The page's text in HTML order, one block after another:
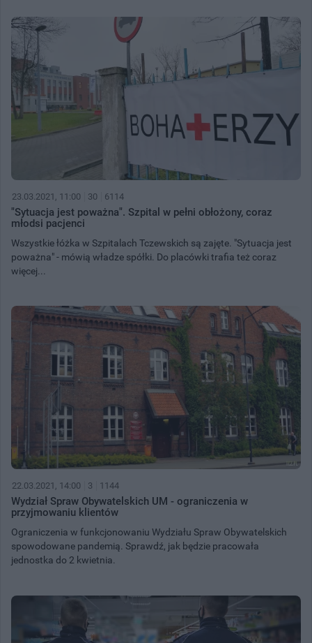
23.03.2021, 11:00 30 6114
"Sytuacja jest poważna". Szpital w pełni obłożony, coraz
młodsi pacjenci
Wszystkie łóżka w Szpitalach Tczewskich są zajęte. "Sytuacja jest
poważna" - mówią władze spółki. Do placówki trafia też coraz
więcej...
22.03.2021, 14:00 3 1144
Wydział Spraw Obywatelskich UM - ograniczenia w
przyjmowaniu klientów
Ograniczenia w funkcjonowaniu Wydziału Spraw Obywatelskich
spowodowane pandemią. Sprawdź, jak będzie pracowała
jednostka do 2 kwietnia.